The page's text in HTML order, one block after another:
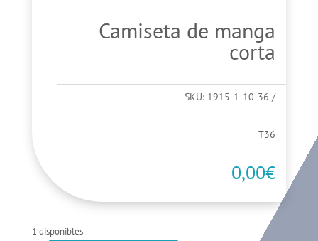
Camiseta de manga
corta
SKU: 1915-1-10-36
T36
0,00€
1 disponibles